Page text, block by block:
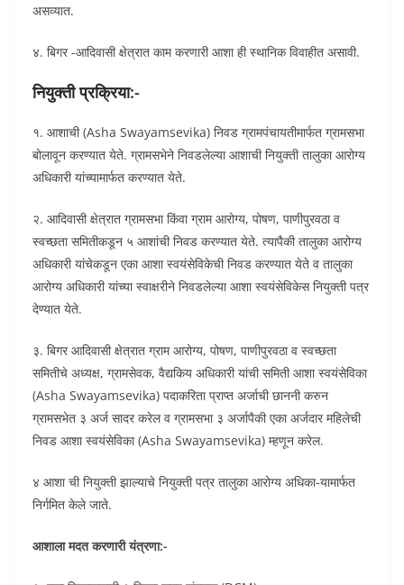
असव्यात.
४. बिगर -आदिवासी क्षेत्रात काम करणारी आशा ही स्थानिक विवाहीत असावी.
नियुक्ती प्रक्रिया:-
१. आशाची (Asha Swayamsevika) निवड ग्रामपंचायतीमार्फत ग्रामसभा
बोलावून करण्यात येते. ग्रामसभेने निवडलेल्या आशाची नियुक्ती तालुका आरोग्य
अधिकारी यांच्यामार्फत करण्यात येते.
२. आदिवासी क्षेत्रात ग्रामसभा किंवा ग्राम आरोग्य, पोषण, पाणीपुरवठा व
स्वच्छता समितीकडून ५ आशांची निवड करण्यात येते. त्यापैकी तालुका आरोग्य
अधिकारी यांचेकडून एका आशा स्वयंसेविकेची निवड करण्यात येते व तालुका
आरोग्य अधिकारी यांच्या स्वाक्षरीने निवडलेल्या आशा स्वयंसेविकेस नियुक्ती पत्र
देण्यात येते.
३. बिगर आदिवासी क्षेत्रात ग्राम आरोग्य, पोषण, पाणीपुरवठा व स्वच्छता
समितीचे अध्यक्ष, ग्रामसेवक, वैद्यकिय अधिकारी यांची समिती आशा स्वयंसेविका
(Asha Swayamsevika) पदाकरिता प्राप्त अर्जाची छाननी करुन
ग्रामसभेत ३ अर्ज सादर करेल व ग्रामसभा ३ अर्जापैकी एका अर्जदार महिलेची
निवड आशा स्वयंसेविका (Asha Swayamsevika) म्हणून करेल.
४ आशा ची नियुक्ती झाल्याचे नियुक्ती पत्र तालुका आरोग्य अधिका-यामार्फत
निर्गमित केले जाते.
आशाला मदत करणारी यंत्रणा:-